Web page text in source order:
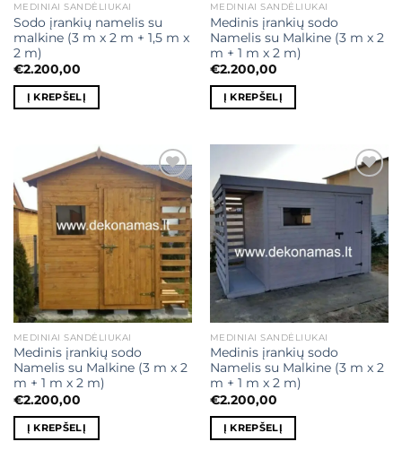
MEDINIAI SANDĖLIUKAI
Sodo įrankių namelis su
malkine (3 m x 2 m + 1,5 m x
2 m)
€2.200,00
Į KREPŠELĮ
MEDINIAI SANDĖLIUKAI
Medinis įrankių sodo
Namelis su Malkine (3 m x 2
m + 1 m x 2 m)
€2.200,00
Į KREPŠELĮ
Mėgstamiausias
MEDINIAI SANDĖLIUKAI
Medinis įrankių sodo
Namelis su Malkine (3 m x 2
m + 1 m x 2 m)
€2.200,00
Į KREPŠELĮ
Mėgstamiausias
MEDINIAI SANDĖLIUKAI
Medinis įrankių sodo
Namelis su Malkine (3 m x 2
m + 1 m x 2 m)
€2.200,00
Į KREPŠELĮ